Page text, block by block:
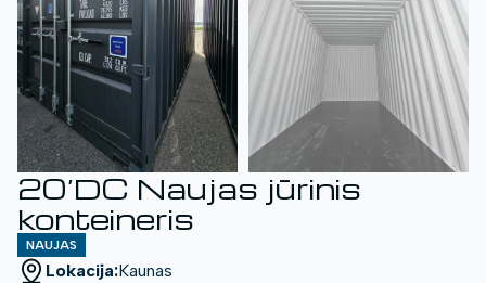
20’DC Naujas jūrinis
konteineris
NAUJAS
Lokacija:Kaunas